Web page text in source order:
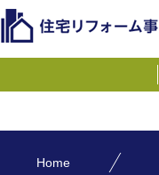
Home